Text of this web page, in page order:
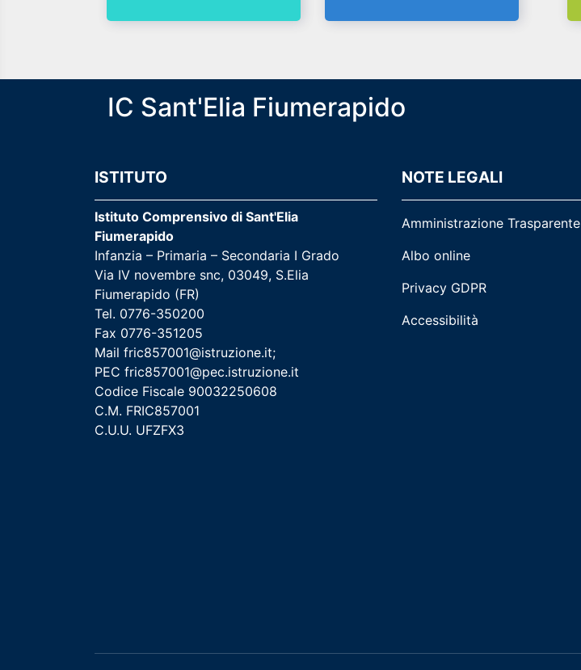
IC Sant'Elia Fiumerapido
ISTITUTO
Istituto Comprensivo di Sant'Elia
Fiumerapido
Infanzia – Primaria – Secondaria I Grado
Via IV novembre snc, 03049, S.Elia
Fiumerapido (FR)
Tel. 0776-350200
Fax 0776-351205
Mail fric857001@istruzione.it;
PEC fric857001@pec.istruzione.it
Codice Fiscale 90032250608
C.M. FRIC857001
C.U.U. UFZFX3
NOTE LEGALI
Amministrazione Trasparente
Albo online
Privacy GDPR
Accessibilità